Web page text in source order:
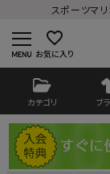
スポーツマ
favorite_border
お気に入り
カテゴリ ブ